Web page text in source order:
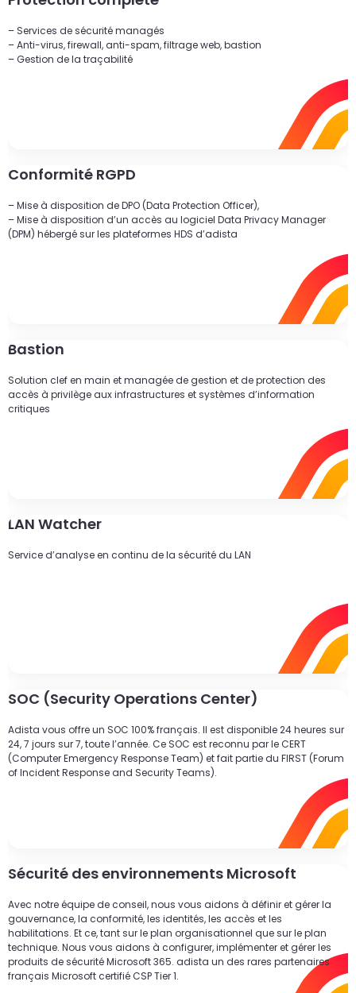
– Services de sécurité managés
– Anti-virus, firewall, anti-spam, filtrage web, bastion
– Gestion de la traçabilité
Conformité RGPD
– Mise à disposition de DPO (Data Protection Officer),
– Mise à disposition d’un accès au logiciel Data Privacy Manager
(DPM) hébergé sur les plateformes HDS d’adista
Bastion
Solution clef en main et managée de gestion et de protection des
accès à privilège aux infrastructures et systèmes d’information
critiques
LAN Watcher
Service d’analyse en continu de la sécurité du LAN
SOC (Security Operations Center)
Adista vous offre un SOC 100% français. Il est disponible 24 heures sur
24, 7 jours sur 7, toute l’année. Ce SOC est reconnu par le CERT
(Computer Emergency Response Team) et fait partie du FIRST (Forum
of Incident Response and Security Teams).
Sécurité des environnements Microsoft
Avec notre équipe de conseil, nous vous aidons à définir et gérer la
gouvernance, la conformité, les identités, les accès et les
habilitations. Et ce, tant sur le plan organisationnel que sur le plan
technique. Nous vous aidons à configurer, implémenter et gérer les
produits de sécurité Microsoft 365. adista un des rares partenaires
français Microsoft certifié CSP Tier 1.